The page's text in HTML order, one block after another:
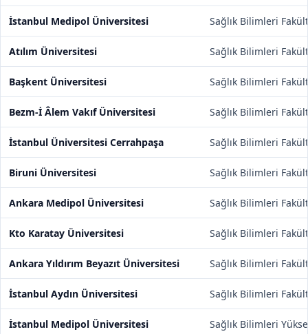
İstanbul Medipol Üniversitesi Sağlık Bilimleri
Atılım Üniversitesi Sağlık Bilimleri
Başkent Üniversitesi Sağlık Bilimleri
Bezm-İ Âlem Vakıf Üniversitesi Sağlık Bilimleri
İstanbul Üniversitesi Cerrahpaşa Sağlık Bilimleri
Biruni Üniversitesi Sağlık Bilimleri
Ankara Medipol Üniversitesi Sağlık Bilimleri
Kto Karatay Üniversitesi Sağlık Bilimleri
Ankara Yıldırım Beyazıt Üniversitesi Sağlık Bilimleri
İstanbul Aydın Üniversitesi Sağlık Bilimleri
İstanbul Medipol Üniversitesi Sağlık Bilimleri